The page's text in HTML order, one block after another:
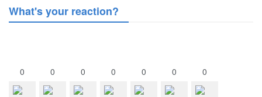
What's your reaction?
0 0 0 0 0 0 0